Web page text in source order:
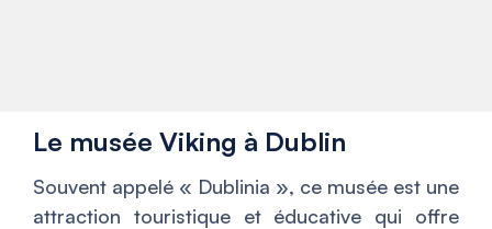
Le musée Viking à Dublin
Souvent appelé « Dublinia », ce musée est une
attraction touristique et éducative qui offre